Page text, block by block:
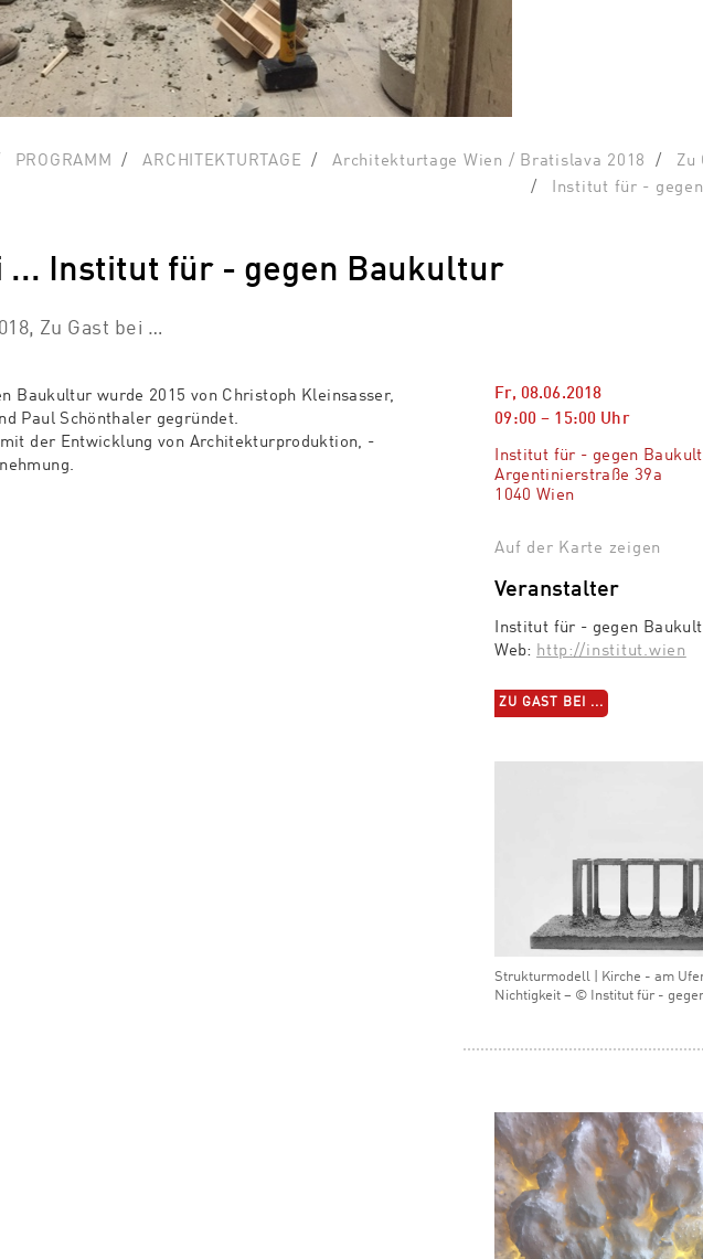
PROGRAMM ARCHITEKTURTAGE Architekturtage Wien / Bratislava 2018
Zu
Institut für -
... Institut für - gegen Baukultur
Zu Gast bei …
Fr, 08.06.2018
09:00 – 15:00 Uhr
Institut für - gegen
Argentinierstraße 39a
1040 Wien
Auf der Karte zeigen
Veranstalter
Institut für - gegen
Web: http://institut.wien
ZU GAST BEI ...
Strukturmodell | Kirche - am
Nichtigkeit – © Institut für -
Baukultur wurde 2015 von Christoph Kleinsasser,
Paul Schönthaler gegründet.
der Entwicklung von Architekturproduktion, -